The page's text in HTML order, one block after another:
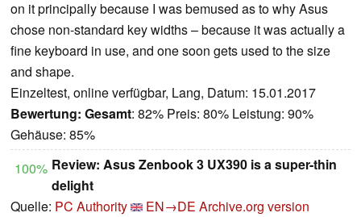
on it principally because I was bemused as to why Asus
chose non-standard key widths – because it was actually a
fine keyboard in use, and one soon gets used to the size
and shape.
Einzeltest, online verfügbar, Lang, Datum: 15.01.2017
Bewertung: Gesamt: 82% Preis: 80% Leistung: 90%
Gehäuse: 85%
100% Review: Asus Zenbook 3 UX390 is a super-thin
delight
Quelle: PC Authority EN→DE Archive.org version